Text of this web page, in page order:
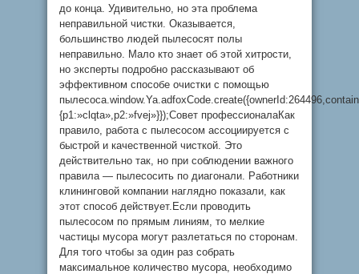
до конца. Удивительно, но эта проблема
неправильной чистки. Оказывается,
большинство людей пылесосят полы
неправильно. Мало кто знает об этой хитрости,
но эксперты подробно рассказывают об
эффективном способе очистки с помощью
{p1:»clqta»,p2:»fvej»}});Совет профессионалаКак
правило, работа с пылесосом ассоциируется с
быстрой и качественной чисткой. Это
действительно так, но при соблюдении важного
правила — пылесосить по диагонали. Работники
клининговой компании наглядно показали, как
этот способ действует.Если проводить
пылесосом по прямым линиям, то мелкие
частицы мусора могут разлетаться по сторонам.
Для того чтобы за один раз собрать
максимальное количество мусора, необходимо